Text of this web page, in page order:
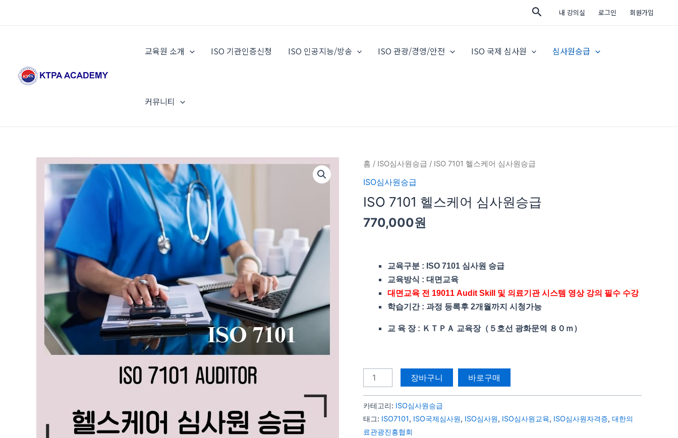
검
내 강의실 로그인 회원가입
교육원 소개 ISO 기관인증신청 ISO 인공지능/방송 ISO 관광/경영/안전 ISO 국제 심사원 심사원승급
커뮤니티
홈 / ISO심사원승급 / ISO 7101 헬스케어 심사원승급
ISO심사원승급
ISO 7101 헬스케어 심사원승급
770,000원
교육구분 : ISO 7101 심사원 승급
교육방식 : 대면교육
대면교육 전 19011 Audit Skill 및 의료기관 시스템 영상 강의 필수 수강
학습기간 : 과정 등록후 2개월까지 시청가능
교 육 장 : ＫＴＰＡ 교육장（５호선 광화문역 ８０ｍ）
ISO
7101
스
케
어
장바구니 바로구매
카테고리: ISO심사원승급
태그: ISO7101, ISO국제심사원, ISO심사원, ISO심사원교육, ISO심사원자격증, 대한의
료관광진흥협회